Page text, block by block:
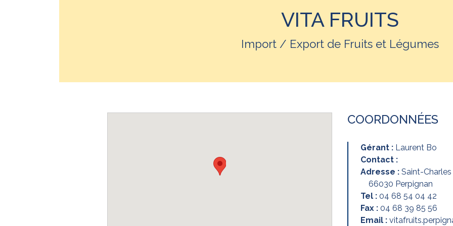
VITA FRUITS
Import / Export de Fruits et Légumes
COORDONNÉES
Gérant : Laurent Bo
Contact :
Adresse : Saint-
66030 Perpignan
Tel : 04 68 54 04 42
Fax : 04 68 39 85 56
Email :